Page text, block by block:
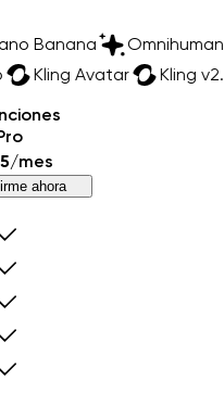
Nano Banana
Avatar Kling v2.6
/mes
ahora